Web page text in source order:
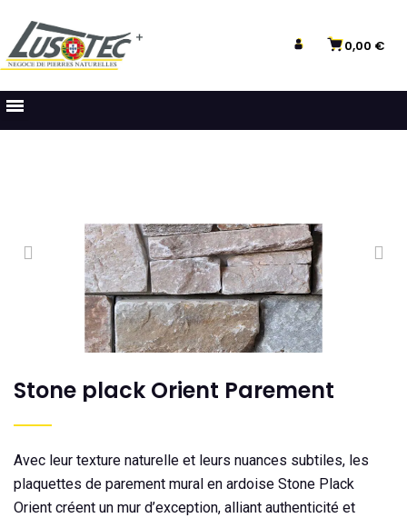
0,00 €
Stone plack Orient Parement
Avec leur texture naturelle et leurs nuances subtiles, les
plaquettes de parement mural en ardoise Stone Plack
Orient créent un mur d’exception, alliant authenticité et